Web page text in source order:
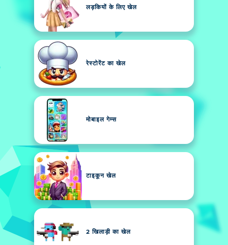
लड़कियों के लिए खेल
रेस्टोरेंट का खेल
मोबाइल गेम्स
टाइकून खेल
2 खिलाड़ी का खेल